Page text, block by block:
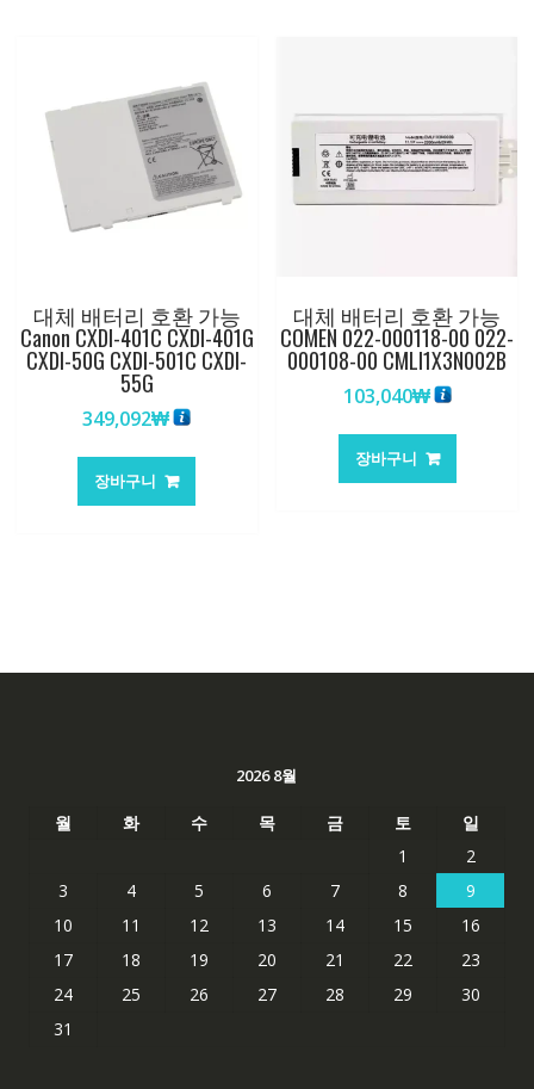
대체 배터리 호환 가능
Canon CXDI-401C CXDI-401G
CXDI-50G CXDI-501C CXDI-
55G
349,092₩
장바구니
대체 배터리 호환 가능
COMEN 022-000118-00 022-
000108-00 CMLI1X3N002B
103,040₩
장바구니
2026 8월
월 화 수 목 금 토
일
1
2
3
4 5 6 7 8
9
10
11 12 13 14 15
16
17
18 19 20 21 22
23
24
25 26 27 28 29
30
31